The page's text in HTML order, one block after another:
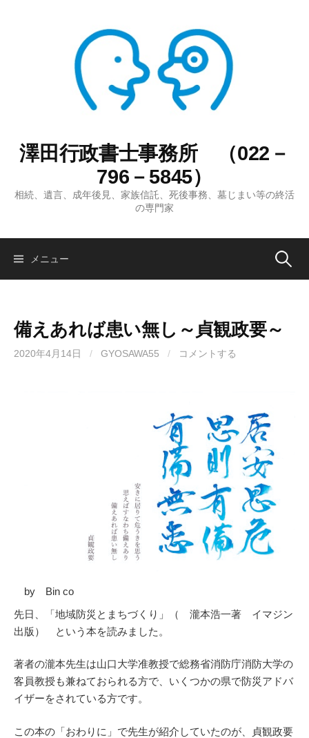
澤田行政書士事務所 （022－
796－5845）
相続、遺言、成年後見、家族信託、死後事務、墓じまい等の終活
の専門家
メニュー 検
備えあれば患い無し～貞観政要～
2020年4月14日 / GYOSAWA55 / コメントする
by Bin co
先日、「地域防災とまちづくり」（ 瀧本浩一著 イマジン
出版） という本を読みました。
著者の瀧本先生は山口大学准教授で総務省消防庁消防大学の
客員教授も兼ねておられる方で、いくつかの県で防災アドバ
イザーをされている方です。
この本の「おわりに」で先生が紹介していたのが、貞観政要